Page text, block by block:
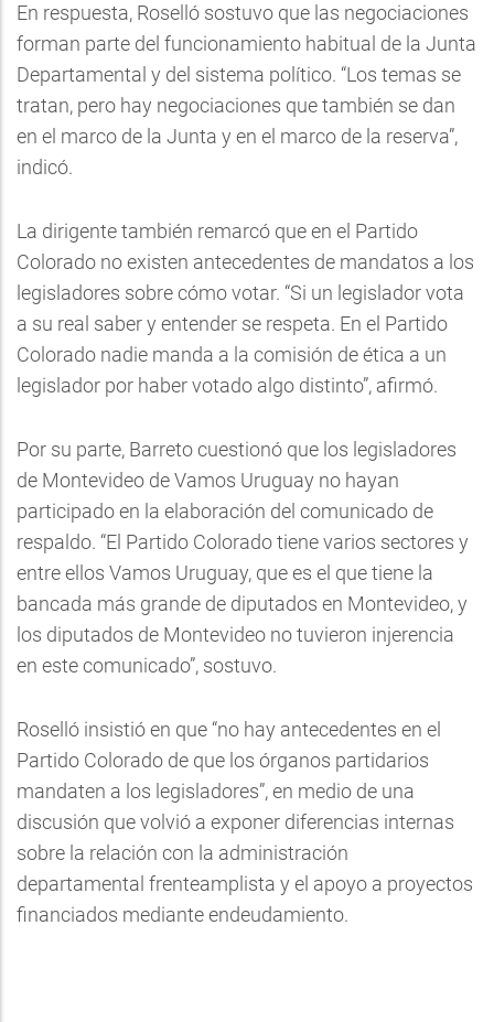
En respuesta, Roselló sostuvo que las negociaciones
forman parte del funcionamiento habitual de la Junta
Departamental y del sistema político. “Los temas se
tratan, pero hay negociaciones que también se dan
en el marco de la Junta y en el marco de la reserva”,
indicó.
La dirigente también remarcó que en el Partido
Colorado no existen antecedentes de mandatos a los
legisladores sobre cómo votar. “Si un legislador vota
a su real saber y entender se respeta. En el Partido
Colorado nadie manda a la comisión de ética a un
legislador por haber votado algo distinto”, afirmó.
Por su parte, Barreto cuestionó que los legisladores
de Montevideo de Vamos Uruguay no hayan
participado en la elaboración del comunicado de
respaldo. “El Partido Colorado tiene varios sectores y
entre ellos Vamos Uruguay, que es el que tiene la
bancada más grande de diputados en Montevideo, y
los diputados de Montevideo no tuvieron injerencia
en este comunicado”, sostuvo.
Roselló insistió en que “no hay antecedentes en el
Partido Colorado de que los órganos partidarios
mandaten a los legisladores”, en medio de una
discusión que volvió a exponer diferencias internas
sobre la relación con la administración
departamental frenteamplista y el apoyo a proyectos
financiados mediante endeudamiento.